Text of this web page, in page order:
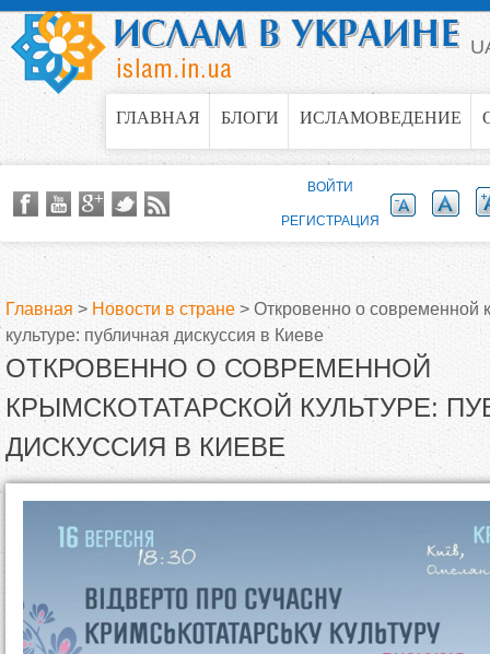
Jump to navigation
ГЛАВНАЯ БЛОГИ ИСЛАМОВЕДЕНИЕ
В
ы
з
Главная > Новости в стране > Откровенно о современной
культуре: публичная дискуссия в Киеве
ОТКРОВЕННО О СОВРЕМЕННОЙ
КРЫМСКОТАТАРСКОЙ КУЛЬТУРЕ:
ДИСКУССИЯ В КИЕВЕ
ВОЙТИ
РЕГИСТРАЦИЯ